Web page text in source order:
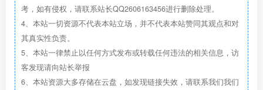
考，如有侵权，请联系站长QQ2606163456进行删除处理。
4、本站一切资源不代表本站立场，并不代表本站赞同其观点和对
其真实性负责。
5、本站一律禁止以任何方式发布或转载任何违法的相关信息，访
客发现请向站长举报
6、本站资源大多存储在云盘，如发现链接失效，请联系我们我们